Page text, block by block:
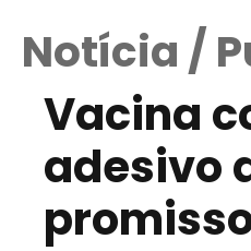
Notícia /
Vacina
adesivo